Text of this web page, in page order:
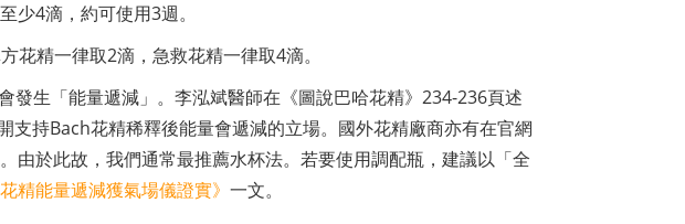
4滴，約可使用3週。
花精一律取2滴，急救花精一律取4滴。
生「能量遞減」。李泓斌醫師在《圖說巴哈花精》234-236頁述
支持Bach花精稀釋後能量會遞減的立場。國外花精廠商亦有在官網
由於此故，我們通常最推薦水杯法。若要使用調配瓶，建議以「全
花精能量遞減獲氣場儀證實》 一文。